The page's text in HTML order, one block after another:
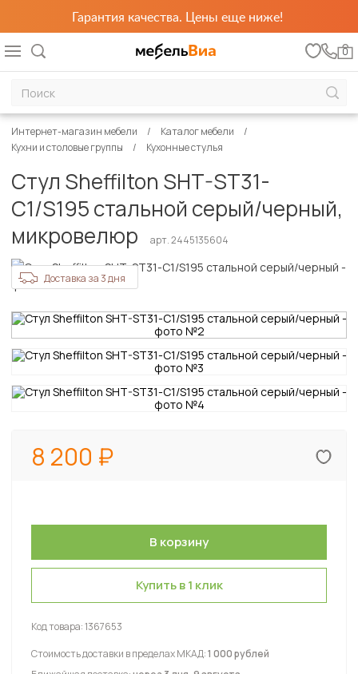
Гарантия качества. Цены еще ниже!
0
Интернет-магазин мебели
Каталог мебели
Кухни и столовые группы
Кухонные стулья
Стул Sheffilton SHT-ST31-
С1/S195 стальной серый/черный,
микровелюр
арт. 2445135604
Доставка за 3 дня
8 200
Купить в 1 клик
Код товара:1367653
Стоимость доставки в пределах МКАД:1 000 рублей